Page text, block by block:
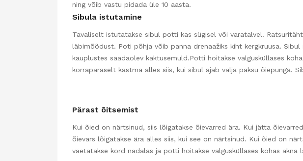
ning võib vastu pidada üle 10 aasta.
Sibula istutamine
Tavaliselt istutatakse sibul potti kas sügisel või varatalvel.
läbimõõdust. Poti põhja võib panna drenaažiks kiht kergkruusa.
kauplustes saadaolev kaktusemuld.Potti hoitakse valgusküllases
korrapäraselt kastma alles siis, kui sibul ajab välja paksu õiepunga.
Pärast õitsemist
Kui õied on närtsinud, siis lõigatakse õievarred ära. Kui jätta
õievars lõigatakse ära alles siis, kui see on närtsinud. Kui õied on
väetatakse kord nädalas ja potti hoitakse valgusküllases kohas akna